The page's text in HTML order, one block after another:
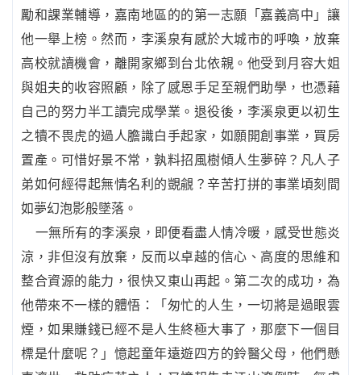
勵和課業輔導，嘉南地區的的第一志願「嘉義高中」讓
他一舉上榜。然而，李溪泉有感於大城市的呼喚，放棄
高校就讀機會，離開家鄉到台北依親。他受到月容大姐
與姐夫的收容照顧，除了感恩手足至親們助學，也憑藉
自己的努力半工讀完成學業。退役後，李溪泉更以初生
之犢不畏虎的過人膽識白手起家，如願開創事業，買房
置產。可惜好景不常，孰料招風樹傾人生夢碎？凡人子
弟如何經得起無情名利的覬覦？辛苦打拼的事業頃刻間
如夢幻泡影般墜落。
一無所有的李溪泉，即便看盡人情冷暖，感受世態炎
涼，非但沒有放棄，反而以卓越的信心、高度的思維和
整合資源的能力，很快又東山再起。第二次的成功，為
他帶來不一樣的體悟：「匆忙的人生，一切將是過眼雲
煙，如果賺錢已經不是人生終極大事了，那麼下一個目
標是什麼呢？」憶起童年遠遊四方的鈴醫父母，他們懸